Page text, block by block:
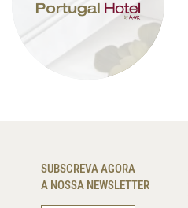
SUBSCREVA AGORA
A NOSSA NEWSLETTER